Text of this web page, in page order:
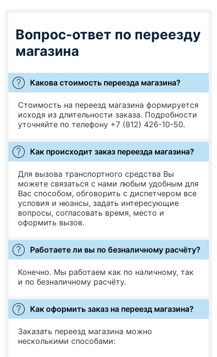
Вопрос-ответ по переезду
магазина
Какова стоимость переезда магазина?
Стоимость на переезд магазина формируется
исходя из длительности заказа. Подробности
уточняйте по телефону +7 (812) 426-10-50.
Как происходит заказ переезда магазина?
Для вызова транспортного средства Вы
можете связаться с нами любым удобным для
Вас способом, обговорить с диспетчером все
условия и нюансы, задать интересующие
вопросы, согласовать время, место и
оформить вызов.
Работаете ли вы по безналичному расчёту?
Конечно. Мы работаем как по наличному, так
и по безналичному расчёту.
Как оформить заказ на переезд магазина?
Заказать переезд магазина можно
несколькими способами: